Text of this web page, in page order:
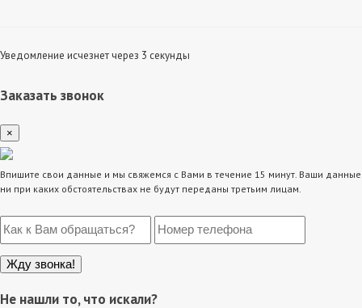
Уведомление исчезнет через 3 секунды
Заказать звонок
×
Впишите свои данные и мы свяжемся с Вами в течение 15 минут. Ваши данные
ни при каких обстоятельствах не будут переданы третьим лицам.
Не нашли то, что искали?